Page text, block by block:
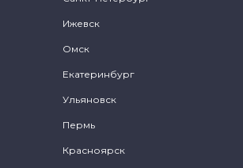
Ижевск
Омск
Екатеринбург
Ульяновск
Пермь
Красноярск